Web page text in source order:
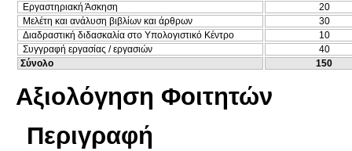
Εργαστηριακή Άσκηση
20
Μελέτη και ανάλυση βιβλίων και άρθρων
30
Διαδραστική διδασκαλία στο Υπολογιστικό Κέντρο
10
Συγγραφή εργασίας / εργασιών
40
Σύνολο
150
Αξιολόγηση Φοιτητών
Περιγραφή